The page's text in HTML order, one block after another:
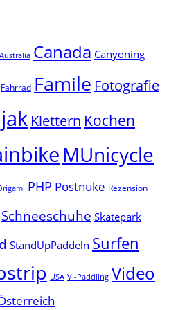
Australia Canada Canyoning
Fahrrad Famile Fotografie
Klettern Kochen
MUnicycle
PHP Postnuke Rezension
Schneeschuhe Skatepark
StandUpPaddeln Surfen
USA VI-Paddling Video